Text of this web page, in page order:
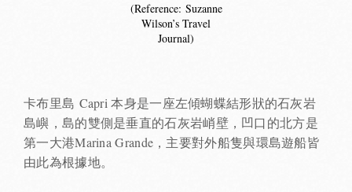
(Reference: Suzanne
Wilson’s Travel
Journal)
卡布里島 Capri 本身是一座左傾蝴蝶結形狀的石灰岩
島嶼，島的雙側是垂直的石灰岩峭壁，凹口的北方是
第一大港Marina Grande，主要對外船隻與環島遊船皆
由此為根據地。